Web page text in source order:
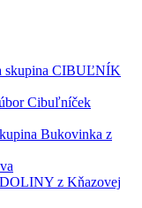
skupina CIBUĽNÍK
Cibuľníček
Bukovinka z
z Kňazovej